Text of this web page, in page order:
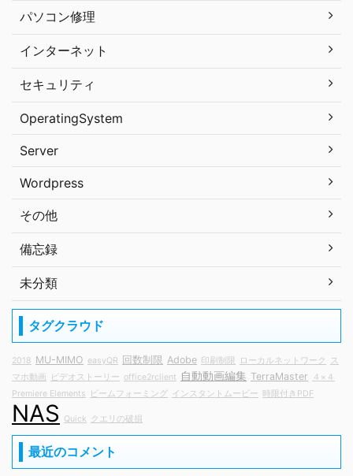
パソコン修理
インターネット
セキュリティ
OperatingSystem
Server
Wordpress
その他
備忘録
未分類
タグクラウド
2018 MU-MIMO easyQR 回数制限 Adobe 印刷制限 ローカルネットワーク
ス
マホ動画
ビデオストーリー office2rclient 自動動画編集 TerraMaster
４×４
Premiere Elements
ビームフォーミング インスタントムービー 時限付きPDF
NAS Quick クエリの破損
最近のコメント